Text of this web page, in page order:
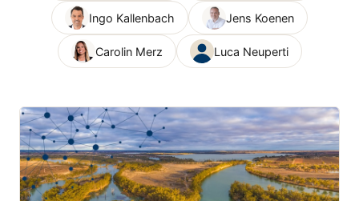
Ingo Kallenbach Jens Koenen
Carolin Merz Luca Neuperti